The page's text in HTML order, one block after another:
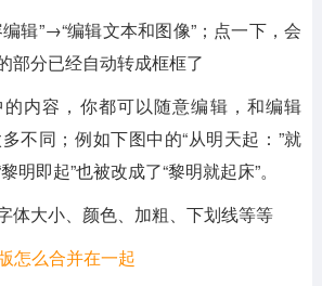
辑”→“编辑文本和图像”；点一下，会
部分已经自动转成框框了
内容，你都可以随意编辑，和编辑
不同；例如下图中的“从明天起：”就
明即起”也被改成了“黎明就起床”。
体大小、颜色、加粗、下划线等等
怎么合并在一起